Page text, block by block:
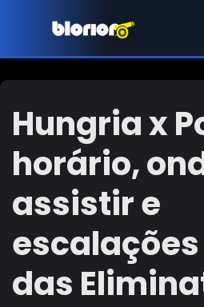
Hungria x
horário,
assistir e
das